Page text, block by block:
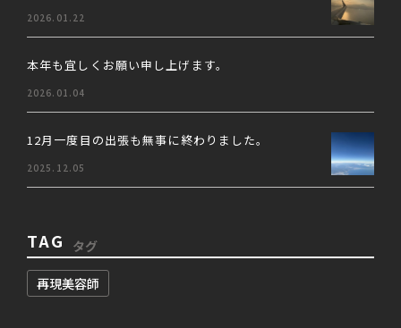
2026.01.22
本年も宜しくお願い申し上げます。
2026.01.04
12月一度目の出張も無事に終わりました。
2025.12.05
TAG タグ
再現美容師